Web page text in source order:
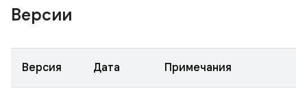
Версии
Версия Дата Примечания